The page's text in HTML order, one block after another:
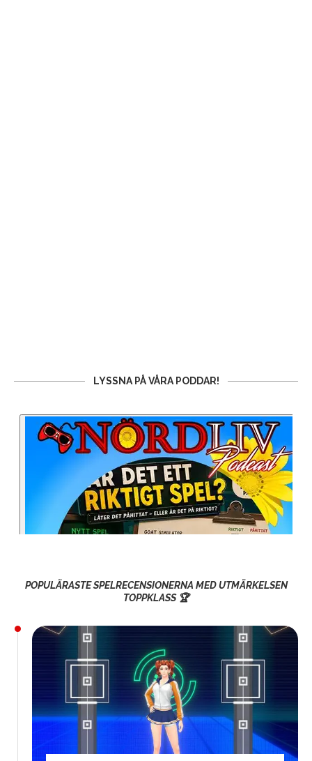
LYSSNA PÅ VÅRA PODDAR!
POPULÄRASTE SPELRECENSIONERNA MED UTMÄRKELSEN
TOPPKLASS 🏆